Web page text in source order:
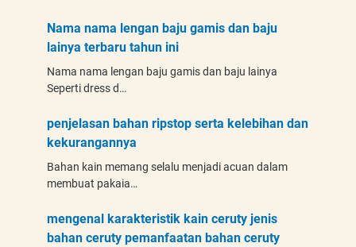
Nama nama lengan baju gamis dan baju
lainya terbaru tahun ini
Nama nama lengan baju gamis dan baju lainya
Seperti dress d…
penjelasan bahan ripstop serta kelebihan dan
kekurangannya
Bahan kain memang selalu menjadi acuan dalam
membuat pakaia…
mengenal karakteristik kain ceruty jenis
bahan ceruty pemanfaatan bahan ceruty